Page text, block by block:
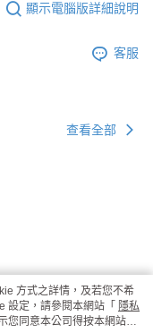
顯示電腦版詳細說明
客服
查看全部
方式之詳情，及若您不希
設定，請參閱本網站「 隱私
您同意本公司得按本網站使